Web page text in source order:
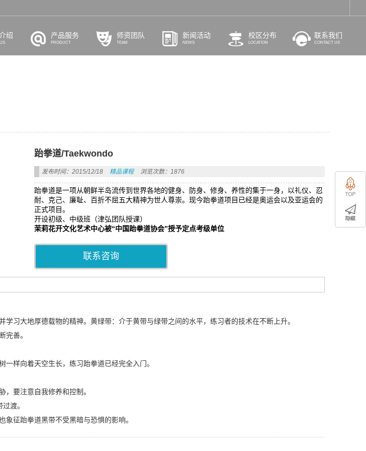
绍 产品服务
PRODUCT
师资团队
TEAM
新闻活动
NEWS
校区分布
LOCATION
联系我们
CONTACT US
跆拳道/Taekwondo
发布时间：2015/12/18 精品课程 浏览次数：1876
跆拳道是一项从朝鲜半岛流传到世界各地的健身、防身、修身、养性的集于一身，以礼仪、忍
耐、克己、廉耻、百折不屈五大精神为世人尊崇。现今跆拳道项目已经是奥运会以及亚运会的
正式项目。
开设初级、中级班（津弘团队授课）
茉莉花开文化艺术中心被“中国跆拳道协会”授予定点考级单位
联系咨询
习大地厚德载物的精神。黄绿带：介于黄带与绿带之间的水平，练习者的技术在不断上升。
完善。
样向着天空生长，练习跆拳道已经完全入门。
要注意自我修养和控制。
渡。
征跆拳道黑带不受黑暗与恐惧的影响。